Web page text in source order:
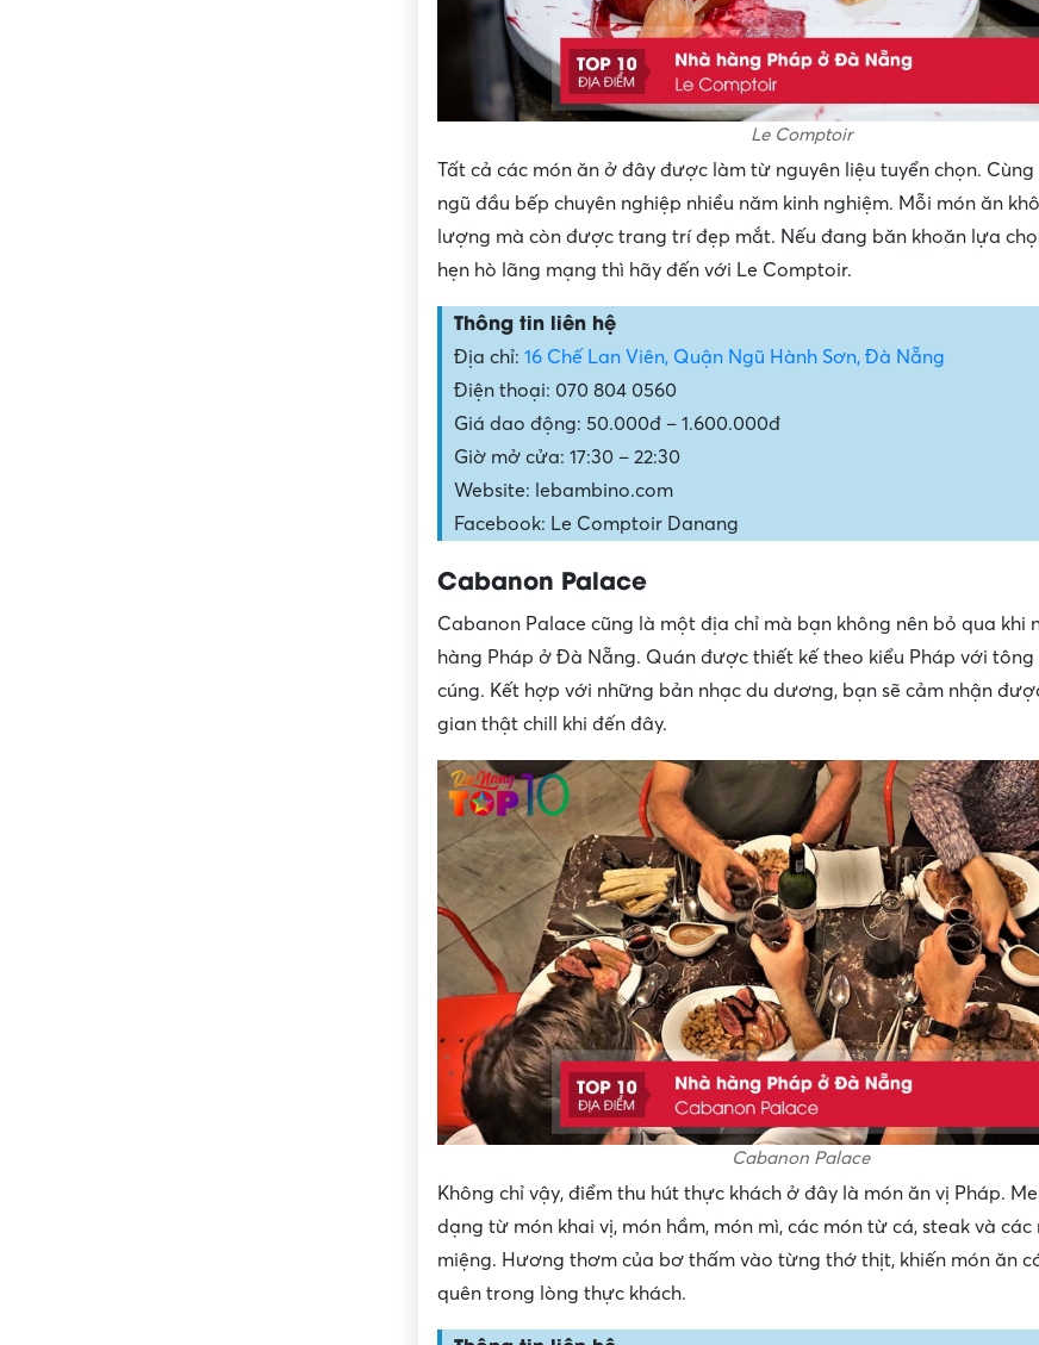
Le Comptoir
Tất cả các món ăn ở đây được làm từ nguyên liệu tuyển chọn.
ngũ đầu bếp chuyên nghiệp nhiều năm kinh nghiệm. Mỗi món ăn
lượng mà còn được trang trí đẹp mắt. Nếu đang băn khoăn lựa
hẹn hò lãng mạng thì hãy đến với Le Comptoir.
Thông tin liên hệ
Địa chỉ: 16 Chế Lan Viên, Quận Ngũ Hành Sơn, Đà Nẵng
Điện thoại: 070 804 0560
Giá dao động: 50.000đ – 1.600.000đ
Giờ mở cửa: 17:30 – 22:30
Website: lebambino.com
Facebook: Le Comptoir Danang
Cabanon Palace
Cabanon Palace cũng là một địa chỉ mà bạn không nên bỏ qua khi
hàng Pháp ở Đà Nẵng. Quán được thiết kế theo kiểu Pháp với
cúng. Kết hợp với những bản nhạc du dương, bạn sẽ cảm nhận
gian thật chill khi đến đây.
Cabanon Palace
Không chỉ vậy, điểm thu hút thực khách ở đây là món ăn vị Pháp.
dạng từ món khai vị, món hầm, món mì, các món từ cá, steak và
miệng. Hương thơm của bơ thấm vào từng thớ thịt, khiến món ăn
quên trong lòng thực khách.